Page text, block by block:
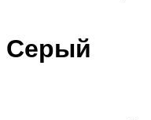
Серый